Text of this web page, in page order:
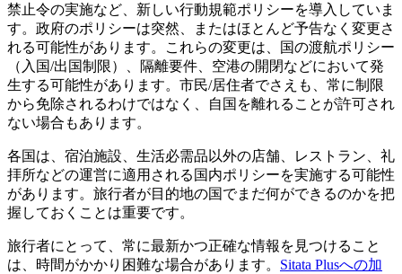
禁止令の実施など、新しい行動規範ポリシーを導入していま
す。政府のポリシーは突然、またはほとんど予告なく変更さ
れる可能性があります。これらの変更は、国の渡航ポリシー
（入国/出国制限）、隔離要件、空港の開閉などにおいて発
生する可能性があります。市民/居住者でさえも、常に制限
から免除されるわけではなく、自国を離れることが許可され
ない場合もあります。
各国は、宿泊施設、生活必需品以外の店舗、レストラン、礼
拝所などの運営に適用される国内ポリシーを実施する可能性
があります。旅行者が目的地の国でまだ何ができるのかを把
握しておくことは重要です。
旅行者にとって、常に最新かつ正確な情報を見つけること
は、時間がかかり困難な場合があります。 Sitata Plusへの加